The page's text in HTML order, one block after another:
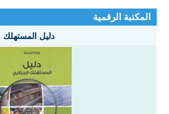
المكتبة الرقمية
دليل المستهلك